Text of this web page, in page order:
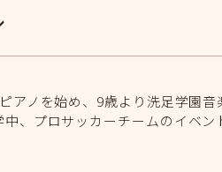
アノを始め、9歳より洗足学園
、プロサッカーチームのイベ